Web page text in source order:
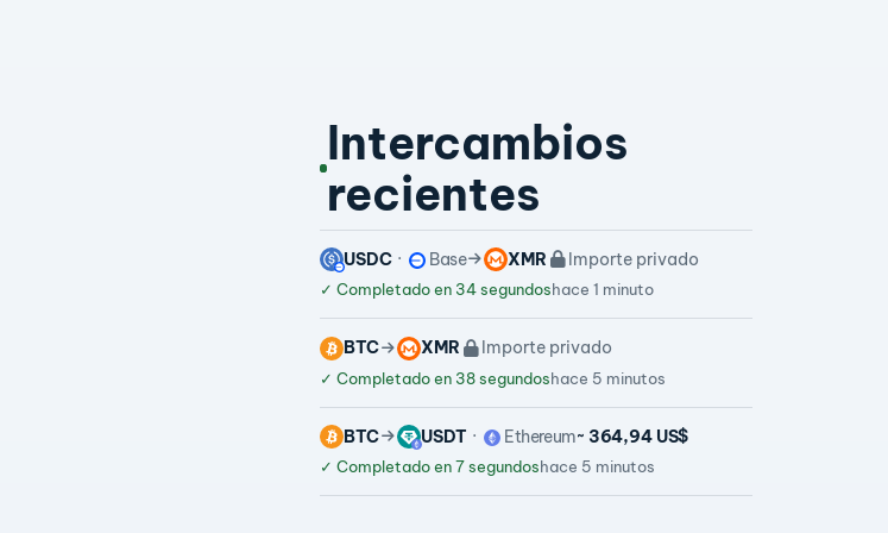
Intercambios
recientes
USDC Base XMR Importe privado
✓ Completado en 34 segundoshace 1 minuto
BTC XMR Importe privado
✓ Completado en 38 segundoshace 5 minutos
BTC USDT Ethereum~ 364,94 US$
✓ Completado en 7 segundoshace 5 minutos